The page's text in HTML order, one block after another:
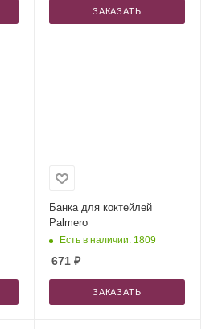
ЗАКАЗАТЬ
Банка для коктейлей
Palmero
Есть в наличии: 1809
671₽
ЗАКАЗАТЬ